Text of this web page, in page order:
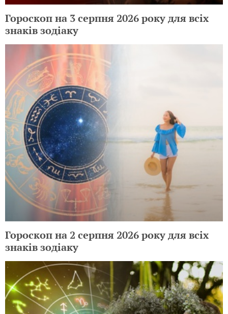
Гороскоп на 3 серпня 2026 року для всіх
знаків зодіаку
Гороскоп на 2 серпня 2026 року для всіх
знаків зодіаку